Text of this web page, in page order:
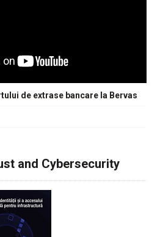
de extrase bancare la Bervas
and Cybersecurity